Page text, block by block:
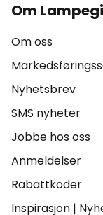
Om
Om oss
Nyhetsbrev
SMS nyheter
Jobbe hos oss
Anmeldelser
Rabattkoder
Inspirasjon |